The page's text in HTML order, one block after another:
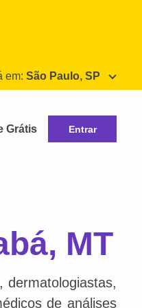
em: São Paulo, SP
Grátis Entrar
MT
dermatologiastas,
de análises